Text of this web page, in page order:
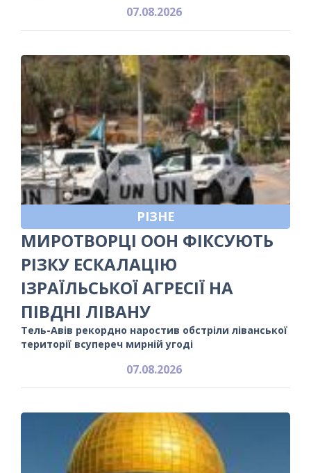
07.08.2026
РІЗНЕ
МИРОТВОРЦІ ООН ФІКСУЮТЬ
РІЗКУ ЕСКАЛАЦІЮ
ІЗРАЇЛЬСЬКОЇ АГРЕСІЇ НА
ПІВДНІ ЛІВАНУ
Тель-Авів рекордно наростив обстріли ліванської
території всупереч мирній угоді
07.08.2026